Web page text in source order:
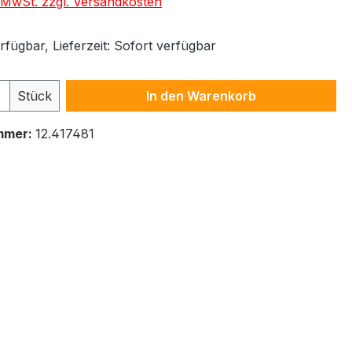
Lieferzeit: Sofort verfügbar
Anzahl: Gib den gewünschten Wert
Stück In den Warenkorb
12.417481